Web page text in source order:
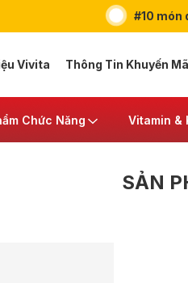
#10 món
Vivita Thông Tin Khuyến
Chức Năng Vitamin &
SẢN